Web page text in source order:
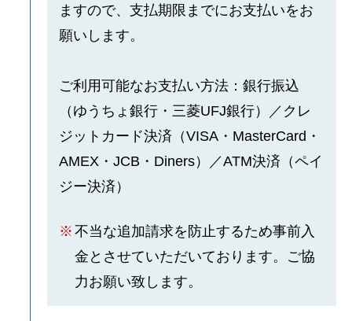
ますので、支払期限までにお支払いをお
願いします。
ご利用可能なお支払い方法：銀行振込
（ゆうちょ銀行・三菱UFJ銀行）／クレ
ジットカード決済（VISA・MasterCard・
AMEX・JCB・Diners）／ATM決済（ペイ
ジー決済）
不当な追加請求を防止するため事前入
金とさせていただいております。ご協
力お願い致します。